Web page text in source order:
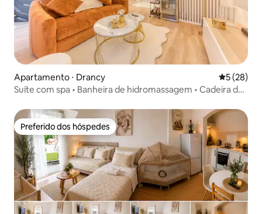
Apartamento ⋅ Drancy 5 de uma
5 (28)
Suíte com spa • Banheira de hidromassagem • Cadeira de
Preferido dos hóspedes
Preferido dos hóspedes